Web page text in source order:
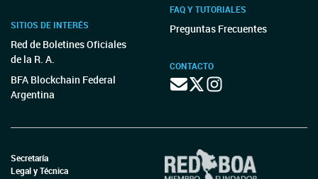
SITIOS DE INTERÉS
Red de Boletines Oficiales
de la R. A.
BFA Blockchain Federal
Argentina
FAQ Y TUTORIALES
Preguntas Frecuentes
CONTACTO
Secretaría
Legal y Técnica